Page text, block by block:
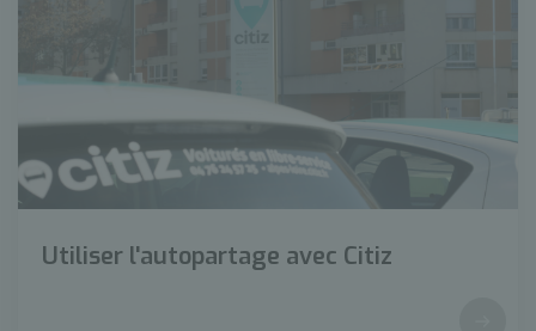
Utiliser l'autopartage avec Citiz